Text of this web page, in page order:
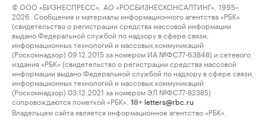
© ООО «БИЗНЕСПРЕСС», АО «РОСБИЗНЕСКОНСАЛТИНГ», 1995–
2026. Сообщения и материалы информационного агентства «РБК»
(свидетельство о регистрации средства массовой информации
выдано Федеральной службой по надзору в сфере связи,
информационных технологий и массовых коммуникаций
(Роскомнадзор) 09.12.2015 за номером ИА №ФС77-63848) и сетевого
издания «РБК» (свидетельство о регистрации средства массовой
информации выдано Федеральной службой по надзору в сфере связи,
информационных технологий и массовых коммуникаций
(Роскомнадзор) 03.12.2021 за номером ЭЛ №ФС77-82385)
сопровождаются пометкой «РБК».
18+ letters@rbc.ru
Владельцем сайта является информационное агентство «РБК».